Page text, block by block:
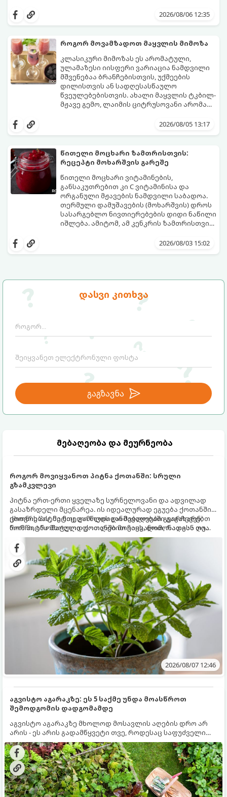
დასვი კითხვა
გაგზავნა
მებაღეობა და მეურნეობა
როგორ მოვიყვანოთ პიტნა ქოთანში: სრული
გზამკვლევი
პიტნა ერთ-ერთი ყველაზე სურნელოვანი და ადვილად
გასაზრდელი მცენარეა. ის იდეალურად ეგუება ქოთანში
ცხოვრებას, მეტიც, გამოცდილი მებაღეები გვირჩევენ,
რომ პიტნა მხოლოდ ქოთანში მოვიყვანოთ, რადგან ღია
გრუნტში (ბაღში) დარგვისას ის ფესვებით ძალიან
სწრაფად ვრცელდება და სხვა მცენარეებს ავიწროებს.
ქოთნის პიტნა მთელი წლის განმავლობაში გაგახარებთ
ნორჩი, არომატული ფოთლებით ჩაის, ლიმონათისა თუ
კერძებისთვის.
2026/08/07 12:46
აგვისტო აგარაკზე: ეს 5 საქმე უნდა მოასწროთ
შემოდგომის დადგომამდე
აგვისტო აგარაკზე მხოლოდ მოსავლის აღების დრო არ
არის - ეს არის გადამწყვეტი თვე, როდესაც საფუძველი
ეყრება მომავალი წლის მოსავალს და ბაღი მზადდება
შემოდგომა-ზამთრის სეზონისთვის. იმისათვის, რომ
ნიადაგმა ენერგია აღიდგინოს, ხოლო მცენარეებმა
ზამთარს გაუძლონ, აგვისტოს ბოლომდე 5
მნიშვნელოვანი საქმის გაკეთება უნდა მოასწროთ:
სალათებთან ერთად ან ტახინის (სესამის)
მდგომარეობს, რომ გამოიყენება
შეწვისას ფორმა იდეალურად შეინარჩუნოს
და არ დაიშალოს.
მომზადების დრო: 20 წუთი (დამატებით
მუხუდოს ჩალბობის დრო: 12-24 საათი)
შეწვის დრო: 10–15 წუთი ულუფა: 20–24 ცალი
ბურთულა (4–6 პორცია)
2026/08/06 12:35
როგორ მოვამზადოთ მაყვლის მიმოზა
კლასიკური მიმოზას ეს არომატული,
ულამაზესი იისფერი ვარიაცია ნამდვილი
მშვენებაა ბრანჩებისთვის, უქმეების
დილისთვის ან სადღესასწაულო
წვეულებებისთვის. ახალი მაყვლის ტკბილ-
მჟავე გემო, ლაიმის ციტრუსოვანი არომატი
საოცრად დახვეწილ და მაგრილებელ
და მის მომზადებას მინიმალური
პორცია
2026/08/05 13:17
წითელი მოცხარი ზამთრისთვის:
რეცეპტი მოხარშვის გარეშე
წითელი მოცხარი ვიტამინების,
განსაკუთრებით კი C ვიტამინისა და
ორგანული მჟავების ნამდვილი საბადოა.
თერმული დამუშავების (მოხარშვის) დროს
სასარგებლო ნივთიერებების დიდი ნაწილი
იშლება. ამიტომ, ამ კენკრის ზამთრისთვის
მომზადებაა - მოხარშვის გარეშე.
ბუნებრივ, კაშკაშა გემოს, არომატს და
2026/08/03 15:02